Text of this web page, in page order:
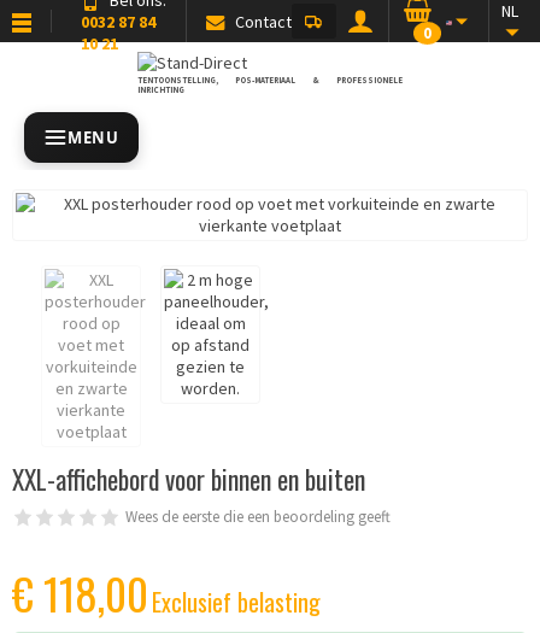
0032 87 84
10 21
Contact NL
0
TENTOONSTELLING, POS-MATERIAAL & PROFESSIONELE
INRICHTING
MENU
XXL-affichebord voor binnen en buiten
Wees de eerste die een beoordeling geeft
€ 118,00 Exclusief belasting